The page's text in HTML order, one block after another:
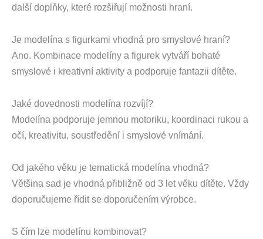
další doplňky, které rozšiřují možnosti hraní.
Je modelína s figurkami vhodná pro smyslové hraní?
Ano. Kombinace modelíny a figurek vytváří bohaté
smyslové i kreativní aktivity a podporuje fantazii dítěte.
Jaké dovednosti modelína rozvíjí?
Modelína podporuje jemnou motoriku, koordinaci rukou a
očí, kreativitu, soustředění i smyslové vnímání.
Od jakého věku je tematická modelína vhodná?
Většina sad je vhodná přibližně od 3 let věku dítěte. Vždy
doporučujeme řídit se doporučením výrobce.
S čím lze modelínu kombinovat?